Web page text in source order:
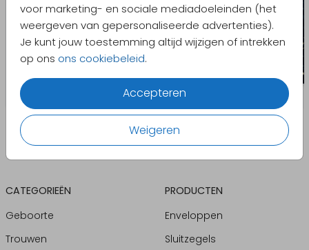
voor marketing- en sociale mediadoeleinden (het
weergeven van gepersonaliseerde advertenties).
Je kunt jouw toestemming altijd wijzigen of intrekken
op ons ons cookiebeleid.
Accepteren
Weigeren
CATEGORIEËN
Geboorte
Trouwen
PRODUCTEN
Enveloppen
Sluitzegels